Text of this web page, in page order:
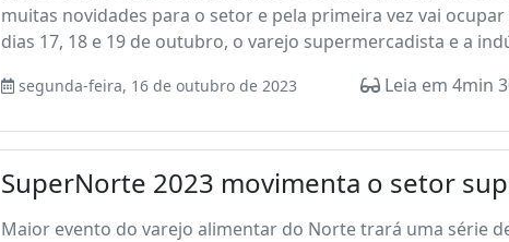
muitas novidades para o setor e pela primeira vez vai
dias 17, 18 e 19 de outubro, o varejo supermercadista e a
segunda-feira, 16 de outubro de 2023 Leia em 4min
SuperNorte 2023 movimenta o setor
Maior evento do varejo alimentar do Norte trará uma série